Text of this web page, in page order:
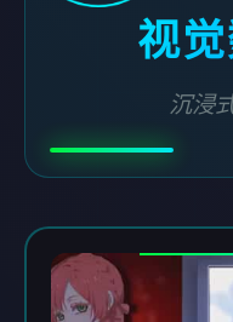
视
沉浸